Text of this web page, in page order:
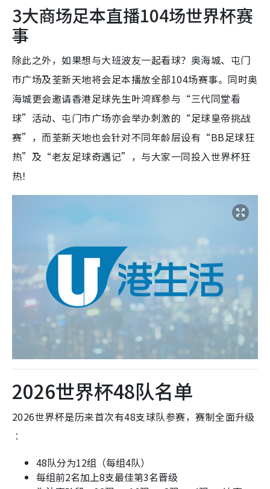
3大商场足本直播104场世界杯赛
事
除此之外，如果想与大班波友一起看球？奥海城、屯门
市广场及荃新天地将会足本播放全部104场赛事。同时奥
海城更会邀请香港足球先生叶鸿辉参与“三代同堂看
球”活动、屯门市广场亦会举办刺激的“足球皇帝挑战
赛”，而荃新天地也会针对不同年龄层设有“BB足球狂
热”及“老友足球奇遇记”，与大家一同投入世界杯狂
热！
2026世界杯48队名单
2026世界杯是历来首次有48支球队参赛，赛制全面升级
︰
48队分为12组（每组4队）
每组前2名加上8支最佳第3名晋级